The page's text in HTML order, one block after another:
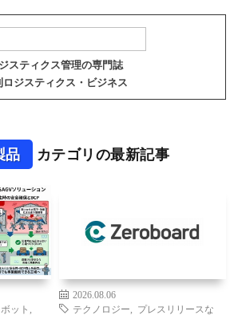
スティクス管理の専門誌
ロジスティクス・ビジネス
品 カテゴリの最新記事
ボット
2026.08.06
テクノロジー
プレスリリースな